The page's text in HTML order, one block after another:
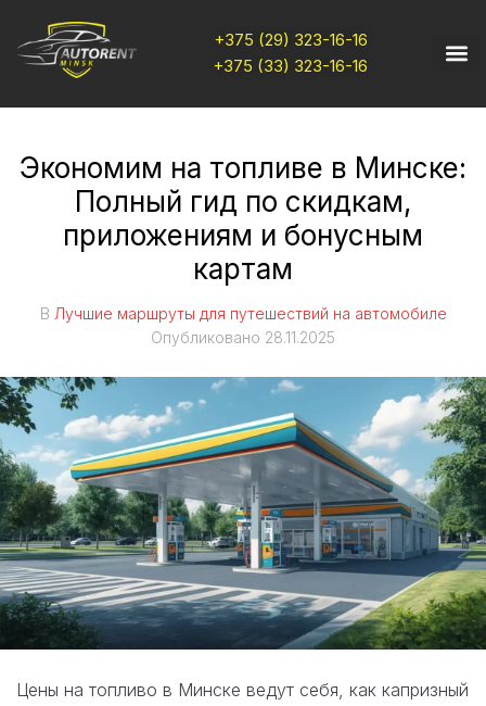
+375 (29) 323-16-16
+375 (33) 323-16-16
Экономим на топливе в Минске:
Полный гид по скидкам,
приложениям и бонусным
картам
В Лучшие маршруты для путешествий на автомобиле
Опубликовано 28.11.2025
Цены на топливо в Минске ведут себя, как капризный